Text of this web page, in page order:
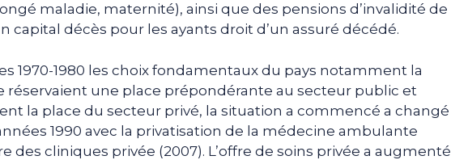
maladie, maternité), ainsi que des pensions d’invalidité de
capital décès pour les ayants droit d’un assuré décédé.
1970-1980 les choix fondamentaux du pays notamment la
réservaient une place prépondérante au secteur public et
la place du secteur privé, la situation a commencé a changé
1990 avec la privatisation de la médecine ambulante
des cliniques privée (2007). L’offre de soins privée a augmenté